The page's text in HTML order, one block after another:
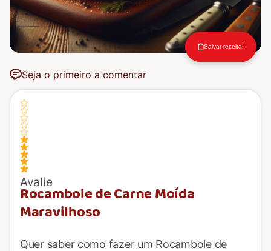
Seja o primeiro a comentar
Salvar receita!
Avalie
Rocambole de Carne Moída
Maravilhoso
Quer saber como fazer um Rocambole de